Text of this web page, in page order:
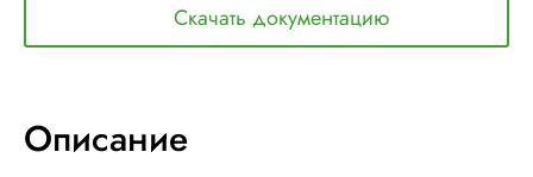
Скачать документацию
Описание